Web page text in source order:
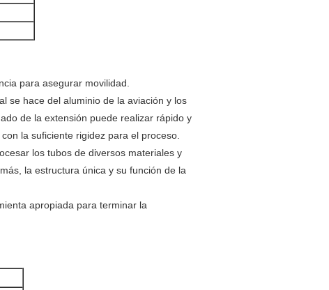
para asegurar movilidad.
se hace del aluminio de la aviación y los
de la extensión puede realizar rápido y
la suficiente rigidez para el proceso.
los tubos de diversos materiales y
la estructura única y su función de la
apropiada para terminar la